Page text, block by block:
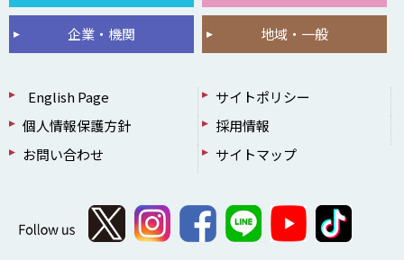
企業・機関 地域・一般
English Page
サイトポリシー
個人情報保護方針
採用情報
お問い合わせ
サイトマップ